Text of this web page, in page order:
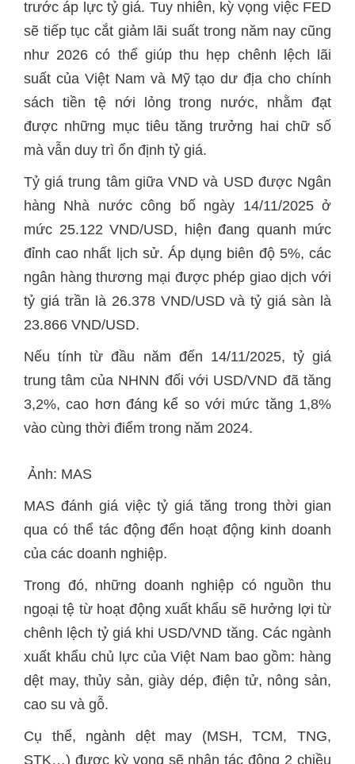
trước áp lực tỷ giá. Tuy nhiên, kỳ vọng việc FED
sẽ tiếp tục cắt giảm lãi suất trong năm nay cũng
như 2026 có thể giúp thu hẹp chênh lệch lãi
suất của Việt Nam và Mỹ tạo dư địa cho chính
sách tiền tệ nới lỏng trong nước, nhằm đạt
được những mục tiêu tăng trưởng hai chữ số
mà vẫn duy trì ổn định tỷ giá.
Tỷ giá trung tâm giữa VND và USD được Ngân
hàng Nhà nước công bố ngày 14/11/2025 ở
mức 25.122 VND/USD, hiện đang quanh mức
đỉnh cao nhất lịch sử. Áp dụng biên độ 5%, các
ngân hàng thương mại được phép giao dịch với
tỷ giá trần là 26.378 VND/USD và tỷ giá sàn là
23.866 VND/USD.
Nếu tính từ đầu năm đến 14/11/2025, tỷ giá
trung tâm của NHNN đối với USD/VND đã tăng
3,2%, cao hơn đáng kể so với mức tăng 1,8%
vào cùng thời điểm trong năm 2024.
Ảnh: MAS
MAS đánh giá việc tỷ giá tăng trong thời gian
qua có thể tác động đến hoạt động kinh doanh
của các doanh nghiệp.
Trong đó, những doanh nghiệp có nguồn thu
ngoại tệ từ hoạt động xuất khẩu sẽ hưởng lợi từ
chênh lệch tỷ giá khi USD/VND tăng. Các ngành
xuất khẩu chủ lực của Việt Nam bao gồm: hàng
dệt may, thủy sản, giày dép, điện tử, nông sản,
cao su và gỗ.
Cụ thể, ngành dệt may (MSH, TCM, TNG,
STK…) được kỳ vọng sẽ nhận tác động 2 chiều